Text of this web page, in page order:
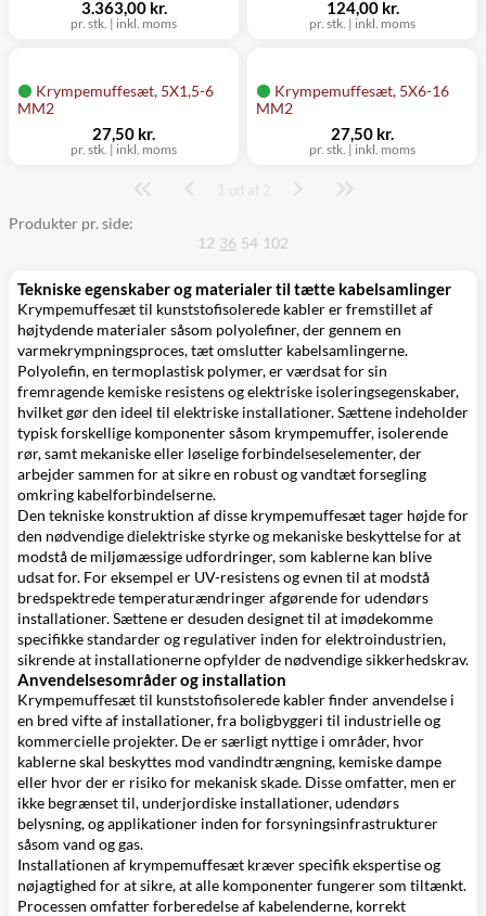
pr. stk. | inkl. moms
3.363,00 kr.
pr. stk. | inkl. moms
124,00 kr.
Krympemuffesæt, 5X1,5-6
MM2
pr. stk. | inkl. moms
27,50 kr.
Krympemuffesæt, 5X6-16
MM2
pr. stk. | inkl. moms
27,50 kr.
Side
1 ud af 2
Produkter pr. side:
12 36 54 102
Tekniske egenskaber og materialer til tætte kabelsamlinger
Krympemuffesæt til kunststofisolerede kabler er fremstillet af
højtydende materialer såsom polyolefiner, der gennem en
varmekrympningsproces, tæt omslutter kabelsamlingerne.
Polyolefin, en termoplastisk polymer, er værdsat for sin
fremragende kemiske resistens og elektriske isoleringsegenskaber,
hvilket gør den ideel til elektriske installationer. Sættene indeholder
typisk forskellige komponenter såsom krympemuffer, isolerende
rør, samt mekaniske eller løselige forbindelseselementer, der
arbejder sammen for at sikre en robust og vandtæt forsegling
omkring kabelforbindelserne.
Den tekniske konstruktion af disse krympemuffesæt tager højde for
den nødvendige dielektriske styrke og mekaniske beskyttelse for at
modstå de miljømæssige udfordringer, som kablerne kan blive
udsat for. For eksempel er UV-resistens og evnen til at modstå
bredspektrede temperaturændringer afgørende for udendørs
installationer. Sættene er desuden designet til at imødekomme
specifikke standarder og regulativer inden for elektroindustrien,
sikrende at installationerne opfylder de nødvendige sikkerhedskrav.
Anvendelsesområder og installation
Krympemuffesæt til kunststofisolerede kabler finder anvendelse i
en bred vifte af installationer, fra boligbyggeri til industrielle og
kommercielle projekter. De er særligt nyttige i områder, hvor
kablerne skal beskyttes mod vandindtrængning, kemiske dampe
eller hvor der er risiko for mekanisk skade. Disse omfatter, men er
ikke begrænset til, underjordiske installationer, udendørs
belysning, og applikationer inden for forsyningsinfrastrukturer
såsom vand og gas.
Installationen af krympemuffesæt kræver specifik ekspertise og
nøjagtighed for at sikre, at alle komponenter fungerer som tiltænkt.
Processen omfatter forberedelse af kabelenderne, korrekt